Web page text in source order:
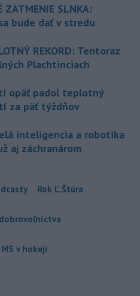
ZATMENIE SLNKA:
bude dať v stredu
REKORD: Tentoraz
Plachtinciach
opäť padol teplotný
za päť týždňov
inteligencia a robotika
aj záchranárom
Rok Ľ.Štúra
MS v hokeji